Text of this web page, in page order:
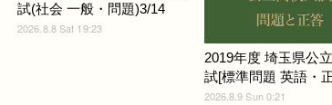
試(社会 一般・問題)3/14
2026.8.8 Sat 19:23
2019年度 埼玉県公
試[標準問題 英語・
2026.8.9 Sun 0:21